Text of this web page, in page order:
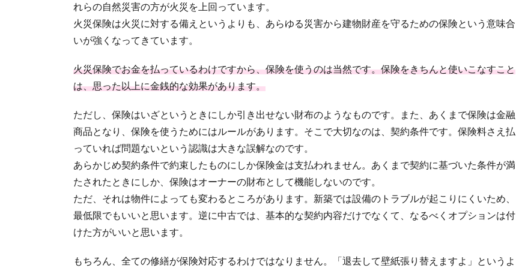
れらの自然災害の方が火災を上回っています。
火災保険は火災に対する備えというよりも、あらゆる災害から建物財産を守るための保険という意味合
いが強くなってきています。
火災保険でお金を払っているわけですから、保険を使うのは当然です。保険をきちんと使いこなすこと
は、思った以上に金銭的な効果があります。
ただし、保険はいざというときにしか引き出せない財布のようなものです。また、あくまで保険は金融
商品となり、保険を使うためにはルールがあります。そこで大切なのは、契約条件です。保険料さえ払
っていれば問題ないという認識は大きな誤解なのです。
あらかじめ契約条件で約束したものにしか保険金は支払われません。あくまで契約に基づいた条件が満
たされたときにしか、保険はオーナーの財布として機能しないのです。
ただ、それは物件によっても変わるところがあります。新築では設備のトラブルが起こりにくいため、
最低限でもいいと思います。逆に中古では、基本的な契約内容だけでなくて、なるべくオプションは付
けた方がいいと思います。
もちろん、全ての修繕が保険対応するわけではなりません。「退去して壁紙張り替えますよ」というよ